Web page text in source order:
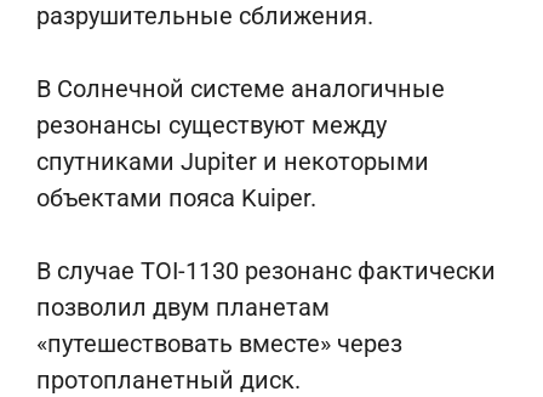
разрушительные сближения.
В Солнечной системе аналогичные
резонансы существуют между
спутниками Jupiter и некоторыми
объектами пояса Kuiper.
В случае TOI-1130 резонанс фактически
позволил двум планетам
«путешествовать вместе» через
протопланетный диск.